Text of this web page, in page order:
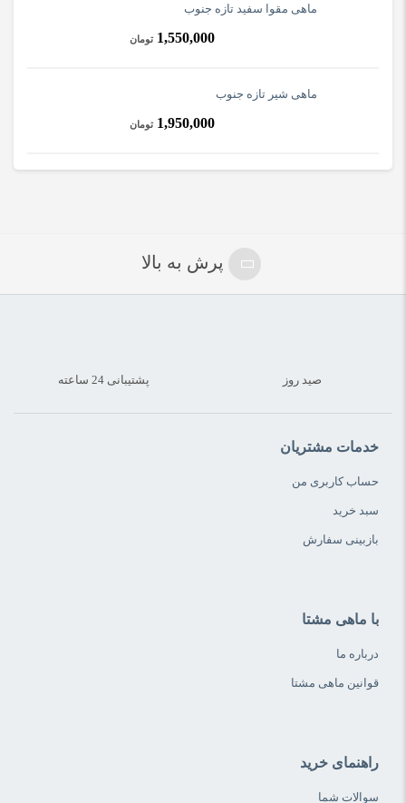
ماهی مقوا سفید تازه جنوب
1,550,000 تومان
ماهی شیر تازه جنوب
1,950,000 تومان
پرش به بالا
صید روز پشتیبانی 24 ساعته
خدمات مشتریان
حساب کاربری من
سبد خرید
بازبینی سفارش
با ماهی مشتا
درباره ما
قوانین ماهی مشتا
راهنمای خرید
سوالات شما